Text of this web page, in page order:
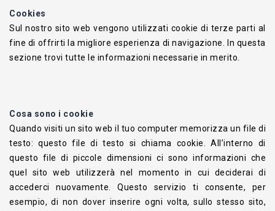
Cookies
Sul nostro sito web vengono utilizzati cookie di terze parti al
fine di offrirti la migliore esperienza di navigazione. In questa
sezione trovi tutte le informazioni necessarie in merito.
Cosa sono i cookie
Quando visiti un sito web il tuo computer memorizza un file di
testo: questo file di testo si chiama cookie. All’interno di
questo file di piccole dimensioni ci sono informazioni che
quel sito web utilizzerà nel momento in cui deciderai di
accederci nuovamente. Questo servizio ti consente, per
esempio, di non dover inserire ogni volta, sullo stesso sito,